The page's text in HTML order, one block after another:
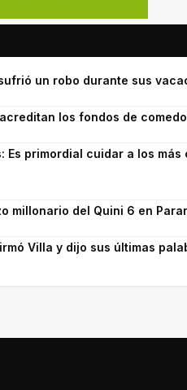
un robo durante sus
los fondos de
Es primordial cuidar a los
millonario del Quini 6 en
Villa y dijo sus últimas